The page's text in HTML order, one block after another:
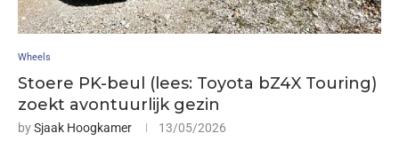
Wheels
Stoere PK-beul (lees: Toyota bZ4X Touring)
zoekt avontuurlijk gezin
bySjaak Hoogkamer 13/05/2026